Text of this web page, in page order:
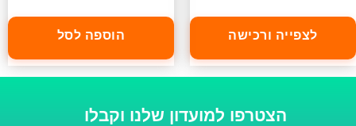
לצפייה ורכישה הוספה לסל
הצטרפו למועדון שלנו וקבלו